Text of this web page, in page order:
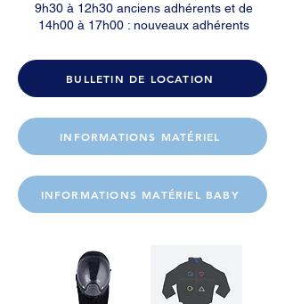
9h30 à 12h30 anciens adhérents et de
14h00 à 17h00 : nouveaux adhérents
BULLETIN DE LOCATION
INFORMATIONS MATÉRIEL
INFORMATIONS MATÉRIEL BABY